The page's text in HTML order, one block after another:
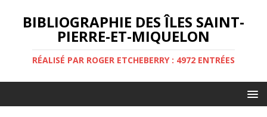
BIBLIOGRAPHIE DES ÎLES SAINT-
PIERRE-ET-MIQUELON
RÉALISÉ PAR ROGER ETCHEBERRY : 4972 ENTRÉES